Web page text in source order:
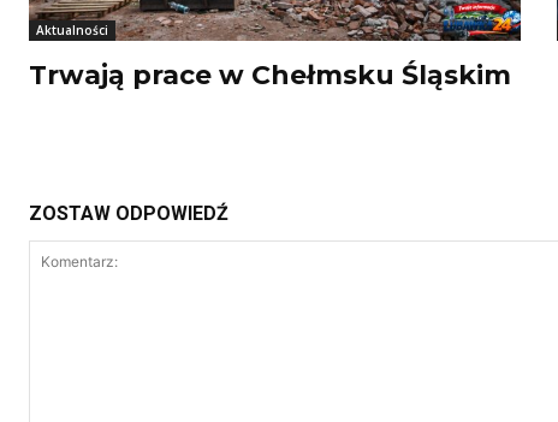
Aktualności
Trwają prace w Chełmsku Śląskim
ZOSTAW ODPOWIEDŹ